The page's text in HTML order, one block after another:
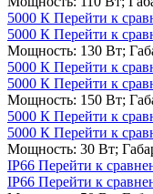
5000 К Перейти к
5000 К Перейти к
Мощность: 130 Вт;
5000 К Перейти к
5000 К Перейти к
Мощность: 150 Вт;
5000 К Перейти к
5000 К Перейти к
Мощность: 30 Вт;
IP66 Перейти к
IP66 Перейти к